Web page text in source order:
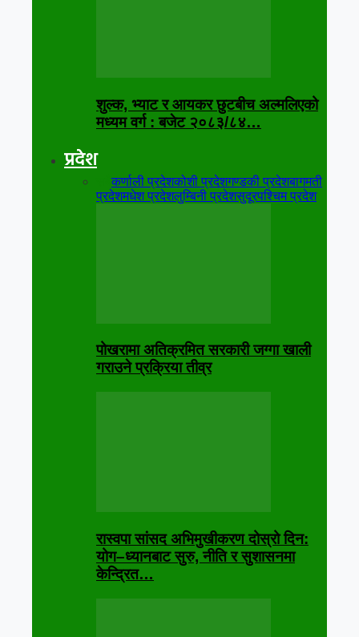
शुल्क, भ्याट र आयकर छुटबीच अल्मलिएको
मध्यम वर्ग : बजेट २०८३/८४…
प्रदेश
सबैकर्णाली प्रदेशकोशी प्रदेशगण्डकी प्रदेशबागमती
प्रदेशमधेश प्रदेशलुम्बिनी प्रदेशसुदूरपश्चिम प्रदेश
पोखरामा अतिक्रमित सरकारी जग्गा खाली
गराउने प्रक्रिया तीव्र
रास्वपा सांसद अभिमुखीकरण दोस्रो दिन:
योग–ध्यानबाट सुरु, नीति र सुशासनमा
केन्द्रित…